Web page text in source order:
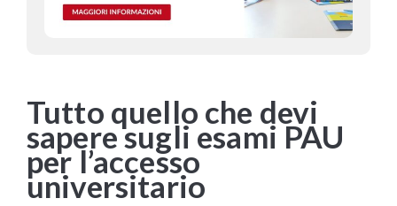
Tutto quello che devi
sapere sugli esami PAU
per l’accesso
universitario